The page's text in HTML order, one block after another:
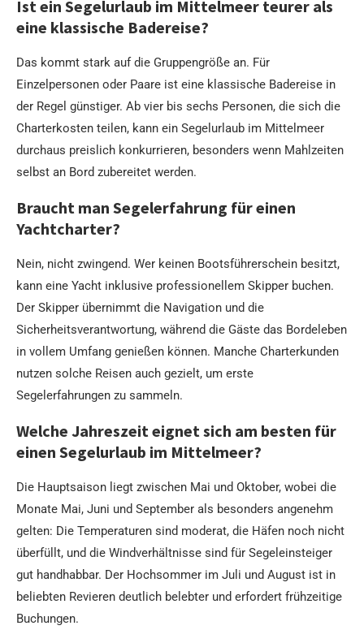
Ist ein Segelurlaub im Mittelmeer teurer als
eine klassische Badereise?
Das kommt stark auf die Gruppengröße an. Für
Einzelpersonen oder Paare ist eine klassische Badereise in
der Regel günstiger. Ab vier bis sechs Personen, die sich die
Charterkosten teilen, kann ein Segelurlaub im Mittelmeer
durchaus preislich konkurrieren, besonders wenn Mahlzeiten
selbst an Bord zubereitet werden.
Braucht man Segelerfahrung für einen
Yachtcharter?
Nein, nicht zwingend. Wer keinen Bootsführerschein besitzt,
kann eine Yacht inklusive professionellem Skipper buchen.
Der Skipper übernimmt die Navigation und die
Sicherheitsverantwortung, während die Gäste das Bordeleben
in vollem Umfang genießen können. Manche Charterkunden
nutzen solche Reisen auch gezielt, um erste
Segelerfahrungen zu sammeln.
Welche Jahreszeit eignet sich am besten für
einen Segelurlaub im Mittelmeer?
Die Hauptsaison liegt zwischen Mai und Oktober, wobei die
Monate Mai, Juni und September als besonders angenehm
gelten: Die Temperaturen sind moderat, die Häfen noch nicht
überfüllt, und die Windverhältnisse sind für Segeleinsteiger
gut handhabbar. Der Hochsommer im Juli und August ist in
beliebten Revieren deutlich belebter und erfordert frühzeitige
Buchungen.